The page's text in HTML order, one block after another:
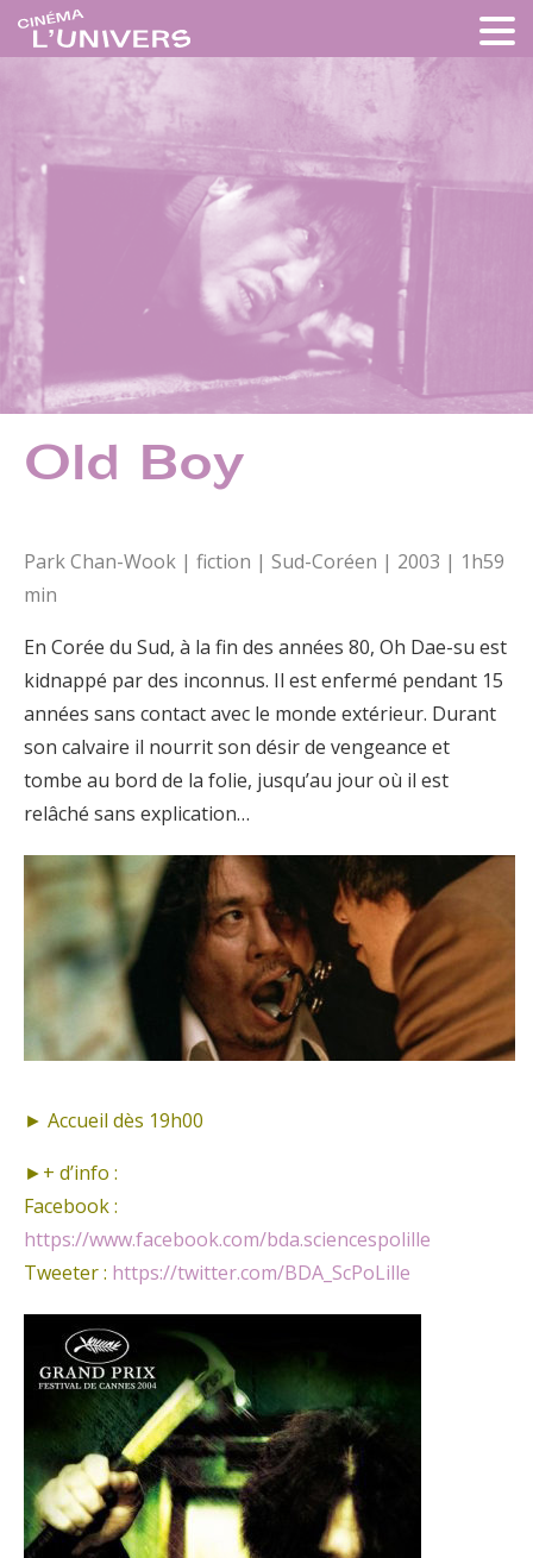
Old Boy
Park Chan-Wook | fiction | Sud-Coréen | 2003 | 1h59
min
En Corée du Sud, à la fin des années 80, Oh Dae-su est
kidnappé par des inconnus. Il est enfermé pendant 15
années sans contact avec le monde extérieur. Durant
son calvaire il nourrit son désir de vengeance et
tombe au bord de la folie, jusqu’au jour où il est
relâché sans explication…
► Accueil dès 19h00
►+ d’info :
Facebook :
https://www.facebook.com/bda.sciencespolille
Tweeter : https://twitter.com/BDA_ScPoLille